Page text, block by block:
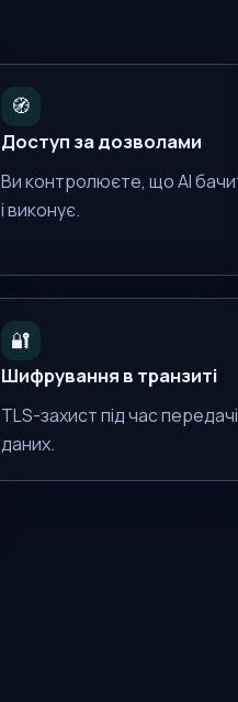
🧭
Доступ за дозволами
Ви контролюєте, що AI
і виконує.
🔐
Шифрування в транзиті
TLS-захист під час передачі
даних.